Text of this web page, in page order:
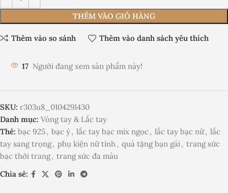
THÊM VÀO GIỎ HÀNG
Thêm vào so sánh Thêm vào danh sách yêu thích
17 Người đang xem sản phẩm này!
SKU: r303u8_010429l430
Danh mục: Vòng tay & Lắc tay
Thẻ: bạc 925, bạc ý, lắc tay bạc mix ngọc, lắc tay bạc nữ, lắc
tay sang trọng, phụ kiện nữ tính, quà tặng bạn gái, trang sức
bạc thời trang, trang sức đa màu
Chia sẻ: